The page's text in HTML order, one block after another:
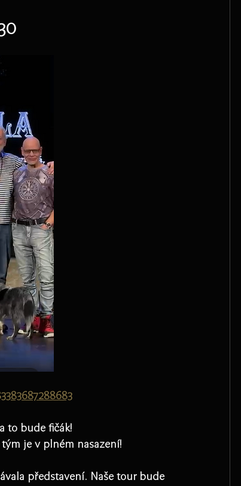
to bude fičák!
je v plném nasazení!
představení. Naše tour bude